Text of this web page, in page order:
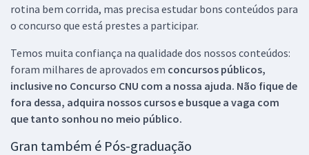
rotina bem corrida, mas precisa estudar bons conteúdos para
o concurso que está prestes a participar.
Temos muita confiança na qualidade dos nossos conteúdos:
foram milhares de aprovados em concursos públicos,
inclusive no Concurso CNU com a nossa ajuda. Não fique de
fora dessa, adquira nossos cursos e busque a vaga com
que tanto sonhou no meio público.
Gran também é Pós-graduação